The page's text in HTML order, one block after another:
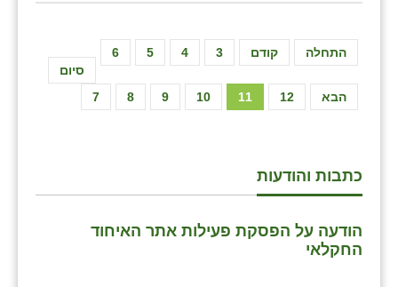
התחלה קודם 3
4
5
6
7 8 9 10 11 12 הבא
סיום
כתבות והודעות
הודעה על הפסקת פעילות אתר האיחוד
החקלאי